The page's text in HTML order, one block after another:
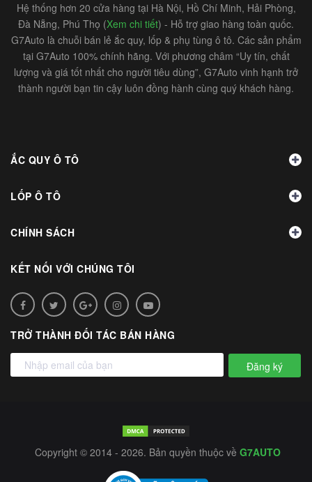
Hệ thống hơn 20 cửa hàng tại Hà Nội, Hồ Chí Minh, Hải Phòng,
Đà Nẵng, Phú Thọ (Xem chi tiết) - Hỗ trợ giao hàng toàn quốc.
G7Auto là chuỗi bán lẻ ắc quy, lốp & phụ tùng ô tô. Các sản phẩm
tại G7Auto 100% chính hãng. Với phương châm “Uy tín, chất
lượng và giá tốt nhất cho người tiêu dùng”, G7Auto vinh hạnh trở
thành người bạn tin cậy luôn đồng hành cùng quý khách hàng.
ẮC QUY Ô TÔ
LỐP Ô TÔ
CHÍNH SÁCH
KẾT NỐI VỚI CHÚNG TÔI
TRỞ THÀNH ĐỐI TÁC BÁN HÀNG
Đăng ký
Copyright © 2014 - 2026. Bản quyền thuộc về G7AUTO